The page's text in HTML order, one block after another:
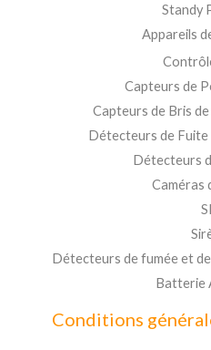
Standy
Appareils
Capteurs de
Capteurs de Bris
Détecteurs de Fuite
Détecteurs
Caméras
Détecteurs de fumée et
Batterie
Conditions